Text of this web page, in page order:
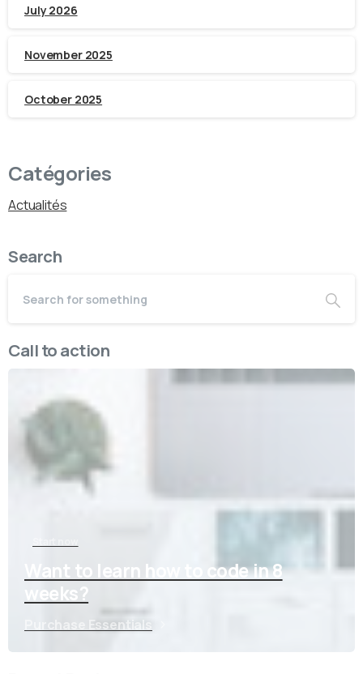
July 2026
November 2025
October 2025
Catégories
Actualités
Search
Call to action
Want to learn how to code in 8
weeks?
Purchase Essentials